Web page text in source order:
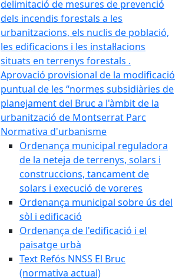
delimitació de mesures de prevenció
dels incendis forestals a les
urbanitzacions, els nuclis de població,
les edificacions i les instal·lacions
situats en terrenys forestals .
Aprovació provisional de la modificació
puntual de les “normes subsidiàries de
planejament del Bruc a l'àmbit de la
urbanització de Montserrat Parc
Normativa d'urbanisme
Ordenança municipal reguladora
de la neteja de terrenys, solars i
construccions, tancament de
solars i execució de voreres
Ordenança municipal sobre ús del
sòl i edificació
Ordenança de l'edificació i el
paisatge urbà
Text Refós NNSS El Bruc
(normativa actual)